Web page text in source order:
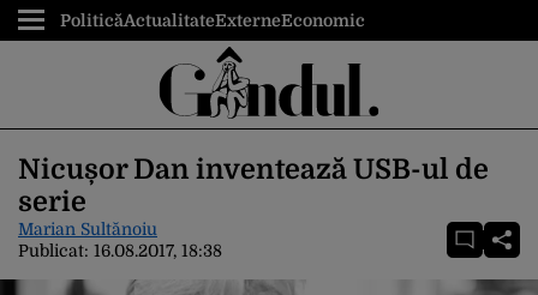
PoliticăActualitateExterneEconomic
Nicușor Dan inventează USB-ul de
serie
Marian Sultănoiu
Publicat: 16.08.2017, 18:38